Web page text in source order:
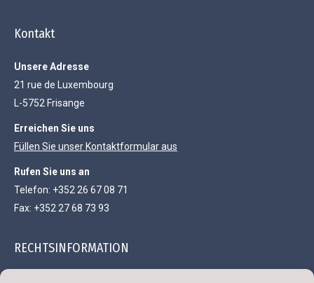
Kontakt
Unsere Adresse
21 rue de Luxembourg
L-5752 Frisange
Erreichen Sie uns
Füllen Sie unser Kontaktformular aus
Rufen Sie uns an
Telefon: +352 26 67 08 71
Fax: +352 27 68 73 93
RECHTSINFORMATION